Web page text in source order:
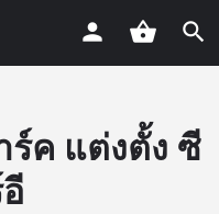
ค แต่งตั้ง ซี